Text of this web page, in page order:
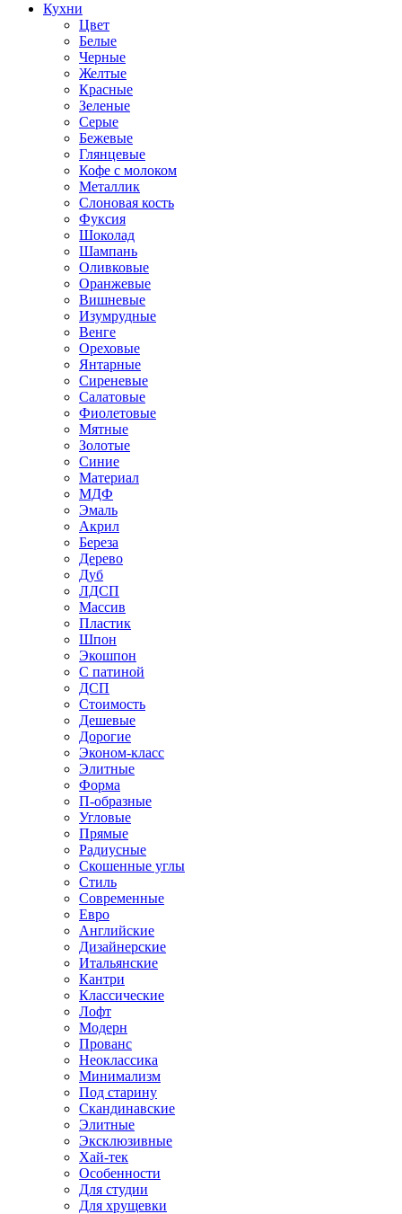
Кухни
Цвет
Белые
Черные
Желтые
Красные
Зеленые
Серые
Бежевые
Глянцевые
Кофе с молоком
Металлик
Слоновая кость
Фуксия
Шоколад
Шампань
Оливковые
Оранжевые
Вишневые
Изумрудные
Венге
Ореховые
Янтарные
Сиреневые
Салатовые
Фиолетовые
Мятные
Золотые
Синие
Материал
МДФ
Эмаль
Акрил
Береза
Дерево
Дуб
ЛДСП
Массив
Пластик
Шпон
Экошпон
С патиной
ДСП
Стоимость
Дешевые
Дорогие
Эконом-класс
Элитные
Форма
П-образные
Угловые
Прямые
Радиусные
Скошенные углы
Стиль
Современные
Евро
Английские
Дизайнерские
Итальянские
Кантри
Классические
Лофт
Модерн
Прованс
Неоклассика
Минимализм
Под старину
Скандинавские
Элитные
Эксклюзивные
Хай-тек
Особенности
Для студии
Для хрущевки